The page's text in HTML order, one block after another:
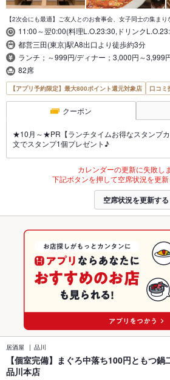
【2次会にも最適】ご友人とのお食事会、女子同士の集まり
11:00～翌0:00(料理L.O.23:30,ドリンク
都営三田(東京)駅A8出口より徒歩約3分
ランチ；～999円/ディナー；3,000円～3,999
82席
【アプリ予約限定】最大800ポイント還元対象店 口コミ
クーポン
★10月～★PR【ランチタイムお得なスタンプ
文でスタンプ1個プレゼント♪
カレンダーの更新に失敗し
下記ボタンを押して空席状況を更新
空席状況を更新する
居酒屋 品川
【個室完備】まぐろ中落ち100円ともつ
品川本店